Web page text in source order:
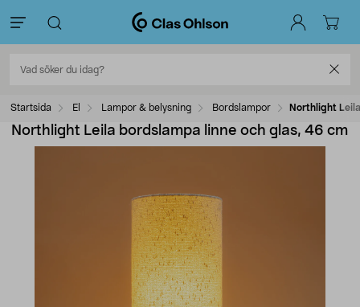
Startsida El Lampor & belysning Bordslampor Northlight
Northlight Leila bordslampa linne och glas, 46 cm